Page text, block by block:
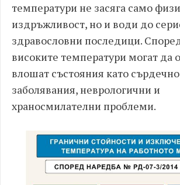
температури не засяга само
издръжливост, но и води до
здравословни последици.
високите температури могат да
влошат състояния като
заболявания, неврологични и
храносмилателни проблеми.